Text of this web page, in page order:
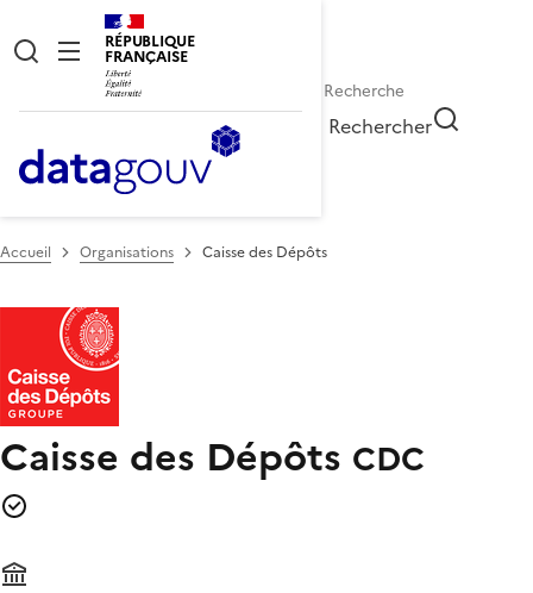
RÉPUBLIQUE
FRANÇAISE
Rechercher
Accueil Organisations Caisse des Dépôts
Caisse des Dépôts CDC